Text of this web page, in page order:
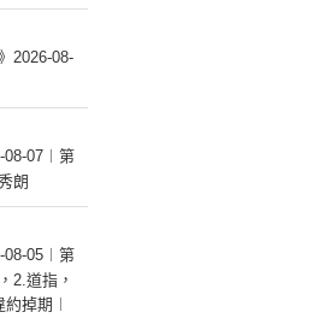
2026-08-
08-07︱第
朗
08-05︱第
2.道指，
掉期︱